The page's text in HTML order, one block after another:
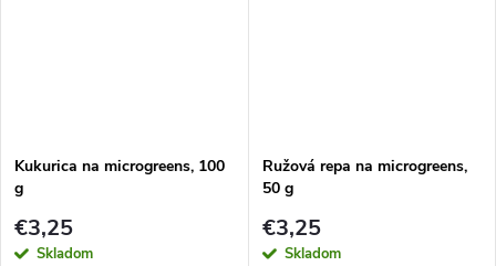
Kukurica na microgreens, 100
g
€3,25
Skladom
Ružová repa na microgreens,
50 g
€3,25
Skladom